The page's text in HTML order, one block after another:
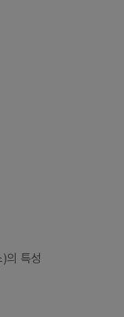
의 특성